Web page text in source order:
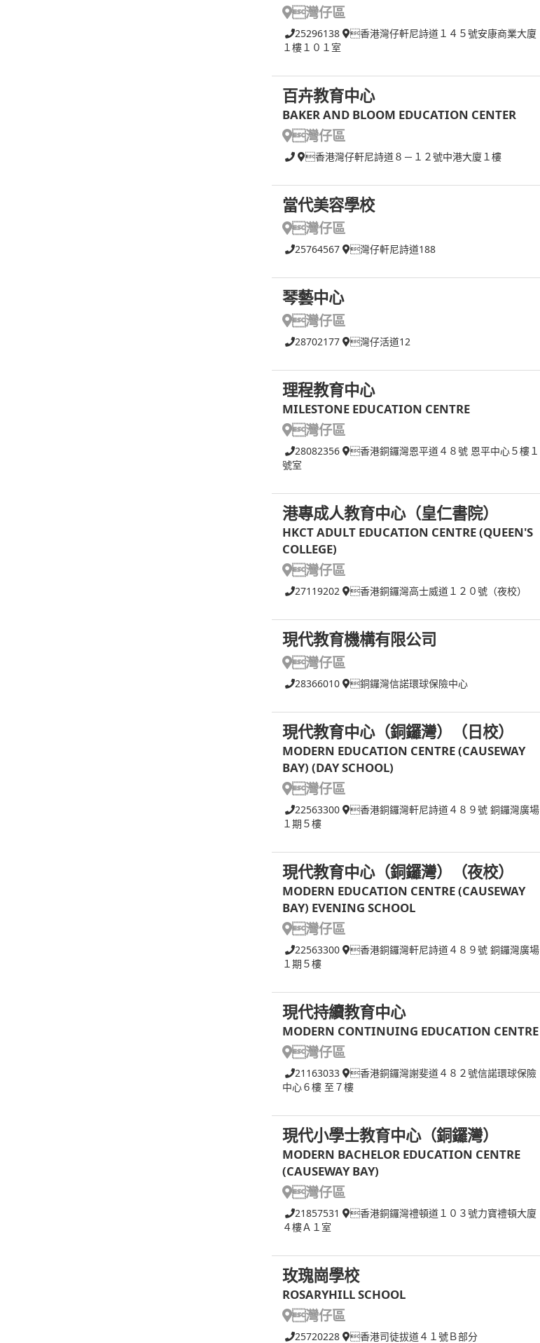
灣仔區
25296138
香港灣仔軒尼詩道１４５號安康商業大廈
１樓１０１室
百卉教育中心
BAKER AND BLOOM EDUCATION CENTER
灣仔區
香港灣仔軒尼詩道８－１２號中港大廈１樓
當代美容學校
灣仔區
25764567 灣仔軒尼詩道188
琴藝中心
灣仔區
28702177 灣仔活道12
理程教育中心
MILESTONE EDUCATION CENTRE
灣仔區
28082356
香港銅鑼灣恩平道４８號 恩平中心５樓１
號室
港專成人教育中心（皇仁書院）
HKCT ADULT EDUCATION CENTRE (QUEEN'S
COLLEGE)
灣仔區
27119202 香港銅鑼灣高士威道１２０號（夜校）
現代教育機構有限公司
灣仔區
28366010 銅鑼灣信諾環球保險中心
現代教育中心（銅鑼灣）（日校）
MODERN EDUCATION CENTRE (CAUSEWAY
BAY) (DAY SCHOOL)
灣仔區
22563300
香港銅鑼灣軒尼詩道４８９號 銅鑼灣廣場
１期５樓
現代教育中心（銅鑼灣）（夜校）
MODERN EDUCATION CENTRE (CAUSEWAY
BAY) EVENING SCHOOL
灣仔區
22563300
香港銅鑼灣軒尼詩道４８９號 銅鑼灣廣場
１期５樓
現代持續教育中心
MODERN CONTINUING EDUCATION CENTRE
灣仔區
21163033
香港銅鑼灣謝斐道４８２號信諾環球保險
中心６樓 至７樓
現代小學士教育中心（銅鑼灣）
MODERN BACHELOR EDUCATION CENTRE
(CAUSEWAY BAY)
灣仔區
21857531
香港銅鑼灣禮頓道１０３號力寶禮頓大廈
４樓Ａ１室
玫瑰崗學校
ROSARYHILL SCHOOL
灣仔區
25720228 香港司徒拔道４１號Ｂ部分